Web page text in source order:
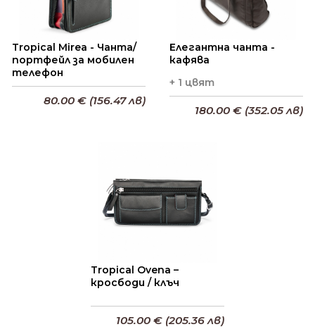
Tropical Mirea - Чанта/
портфейл за мобилен
телефон
80.00 € (156.47 лв)
Елегантна чанта -
кафява
+ 1 цвят
180.00 € (352.05 лв)
Tropical Ovena –
кросбоди / клъч
105.00 € (205.36 лв)